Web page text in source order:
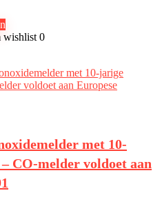
wishlist 0
met 10-
CO-melder voldoet aan